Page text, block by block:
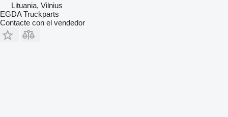
Lituania, Vilnius
EGDA Truckparts
Contacte con el vendedor